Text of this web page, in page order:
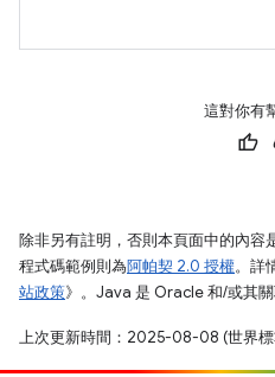
這對你有
除非另有註明，否則本頁面中的內容
程式碼範例則為阿帕契 2.0 授權。詳
站政策》。Java 是 Oracle 和/或其關
上次更新時間：2025-08-08 (世界標